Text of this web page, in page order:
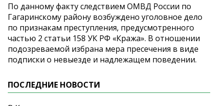
По данному факту следствием ОМВД России по
Гагаринскому району возбуждено уголовное дело
по признакам преступления, предусмотренного
частью 2 статьи 158 УК РФ «Кража». В отношении
подозреваемой избрана мера пресечения в виде
подписки о невыезде и надлежащем поведении.
ПОСЛЕДНИЕ НОВОСТИ